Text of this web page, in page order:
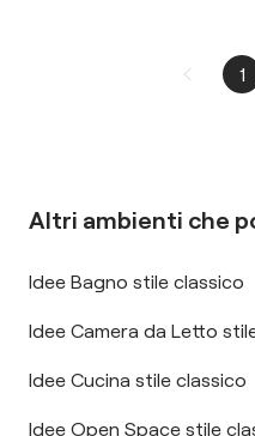
1
Altri ambienti che
Idee Bagno stile classico
Idee Camera da Letto
Idee Cucina stile classico
Idee Open Space stile